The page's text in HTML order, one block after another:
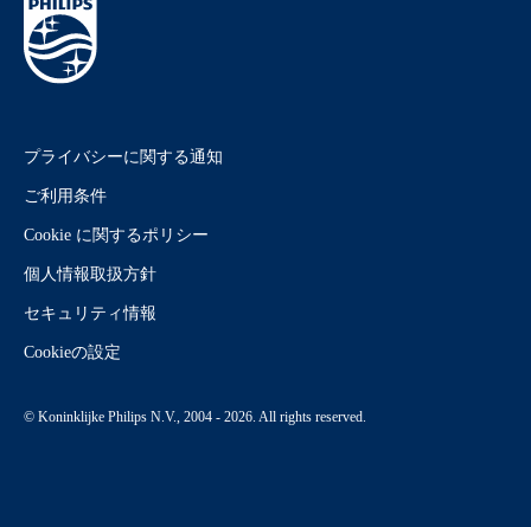
プライバシーに関する通知
ご利用条件
Cookie に関するポリシー
個人情報取扱方針
セキュリティ情報
Cookieの設定
© Koninklijke Philips N.V., 2004 - 2026. All rights reserved.